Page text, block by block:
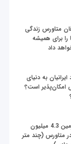
متاورس زندگی
را برای همیشه
داد
ایرانیان به دنیای
امکان‌پذیر است؟
خرید زمین 4.3 میلیون
متاورس (چند متر